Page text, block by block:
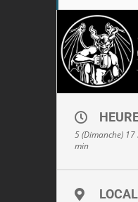
5 (Dimanche)
min